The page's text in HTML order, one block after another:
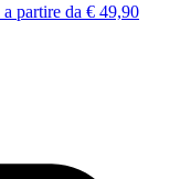
a partire da € 49,90